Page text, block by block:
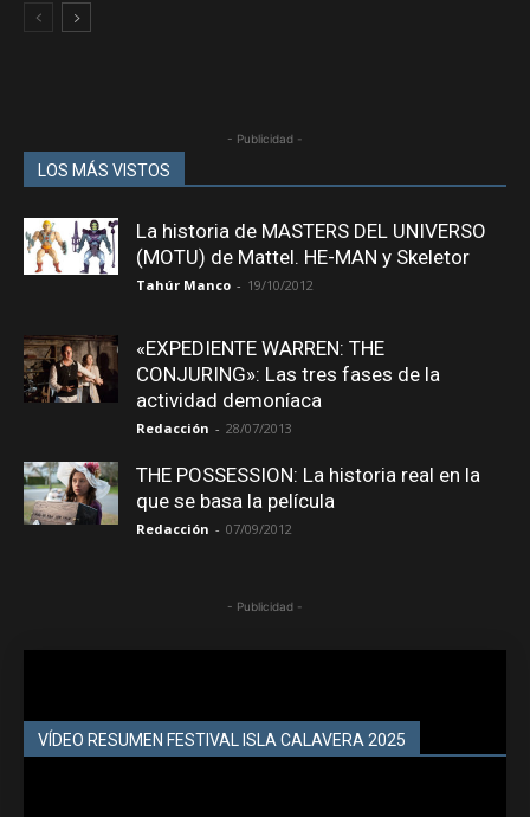
- Publicidad -
LOS MÁS VISTOS
La historia de MASTERS DEL UNIVERSO
(MOTU) de Mattel. HE-MAN y Skeletor
Tahúr Manco - 19/10/2012
«EXPEDIENTE WARREN: THE
CONJURING»: Las tres fases de la
actividad demoníaca
Redacción - 28/07/2013
THE POSSESSION: La historia real en la
que se basa la película
Redacción - 07/09/2012
- Publicidad -
VÍDEO RESUMEN FESTIVAL ISLA CALAVERA 2025